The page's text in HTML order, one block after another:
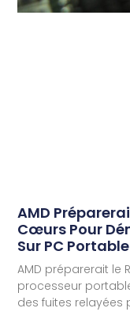
AMD
Cœurs Pour
Sur PC Portable
AMD préparerait le
processeur
des fuites relayées